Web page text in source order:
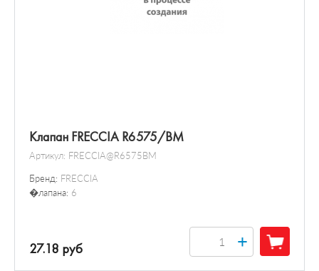
Клапан FRECCIA R6575/BM
Артикул: FRECCIA@R6575BM
Бренд: FRECCIA
�лапана: 6
27.18 руб +